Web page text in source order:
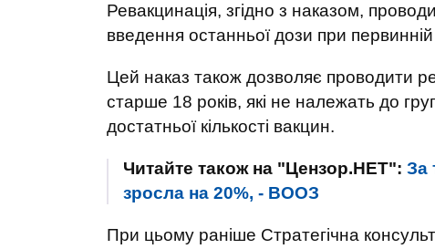
Ревакцинація, згідно з наказом,
введення останньої дози при первинній
Цей наказ також дозволяє проводити
старше 18 років, які не належать до
достатньої кількості вакцин.
Читайте також на "Цензор.НЕТ": За
зросла на 20%, - ВООЗ
При цьому раніше Стратегічна